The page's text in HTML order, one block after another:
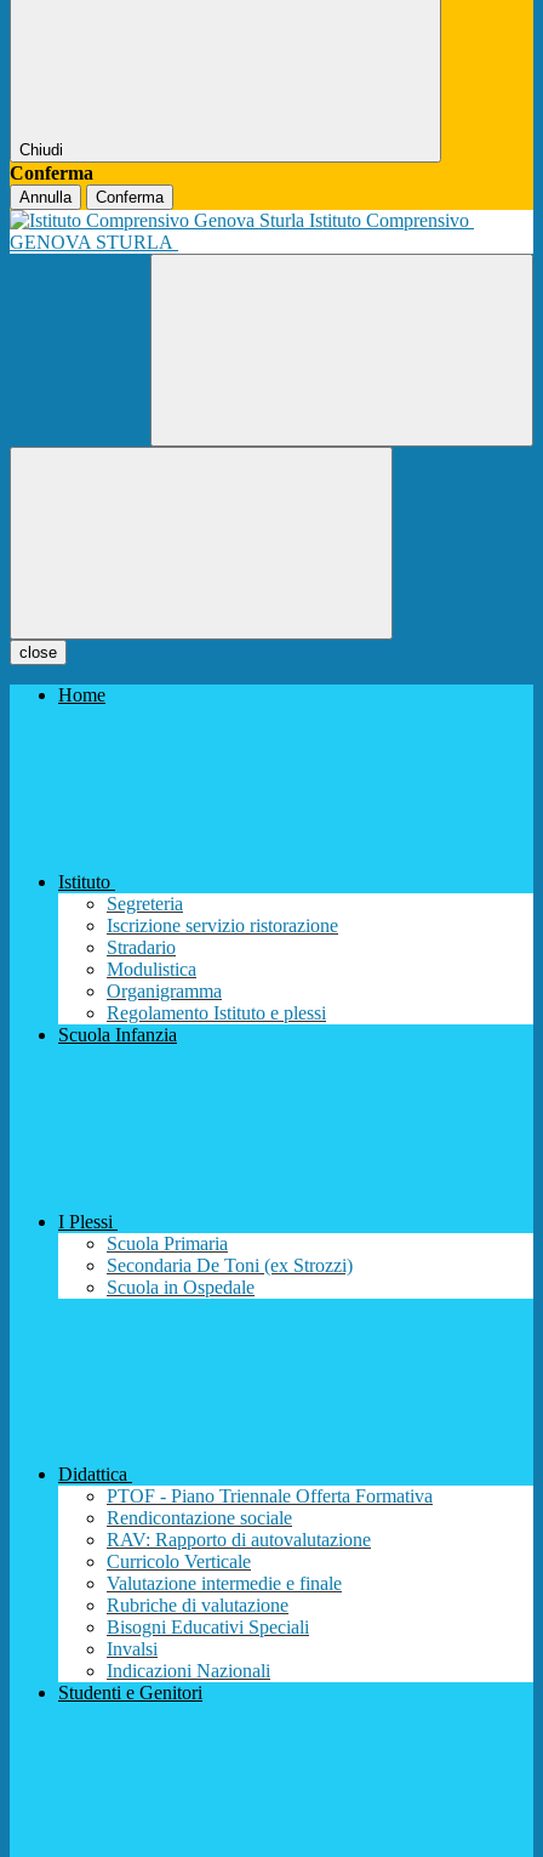
Chiudi
Conferma
Annulla Conferma
Istituto Comprensivo
GENOVA STURLA
close
Home
Istituto
Segreteria
Iscrizione servizio ristorazione
Stradario
Modulistica
Organigramma
Regolamento Istituto e plessi
Scuola Infanzia
I Plessi
Scuola Primaria
Secondaria De Toni (ex Strozzi)
Scuola in Ospedale
Didattica
PTOF - Piano Triennale Offerta Formativa
Rendicontazione sociale
RAV: Rapporto di autovalutazione
Curricolo Verticale
Valutazione intermedie e finale
Rubriche di valutazione
Bisogni Educativi Speciali
Invalsi
Indicazioni Nazionali
Studenti e Genitori